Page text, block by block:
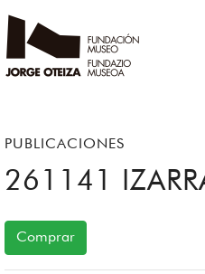
PUBLICACIONES
261141
Comprar